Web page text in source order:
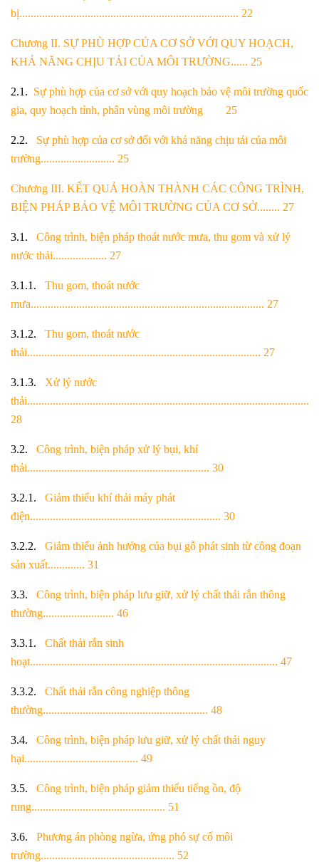
bị............................................................................. 22
Chương II. SỰ PHÙ HỢP CỦA CƠ SỞ VỚI QUY HOẠCH,
KHẢ NĂNG CHỊU TẢI CỦA MÔI TRƯỜNG...... 25
2.1. Sự phù hợp của cơ sở với quy hoạch bảo vệ môi trường quốc
gia, quy hoạch tỉnh, phân vùng môi trường 25
2.2. Sự phù hợp của cơ sở đối với khả năng chịu tải của môi
trường.......................... 25
Chương III. KẾT QUẢ HOÀN THÀNH CÁC CÔNG TRÌNH,
BIỆN PHÁP BẢO VỆ MÔI TRƯỜNG CỦA CƠ SỞ........ 27
3.1. Công trình, biện pháp thoát nước mưa, thu gom và xử lý
nước thải................... 27
3.1.1. Thu gom, thoát nước
mưa.................................................................................. 27
3.1.2. Thu gom, thoát nước
thải.................................................................................. 27
3.1.3. Xử lý nước
thải...................................................................................................
28
3.2. Công trình, biện pháp xử lý bụi, khí
thải................................................................ 30
3.2.1. Giảm thiểu khí thải máy phát
điện................................................................... 30
3.2.2. Giảm thiểu ảnh hưởng của bụi gỗ phát sinh từ công đoạn
sản xuất............. 31
3.3. Công trình, biện pháp lưu giữ, xử lý chất thải rắn thông
thường......................... 46
3.3.1. Chất thải rắn sinh
hoạt....................................................................................... 47
3.3.2. Chất thải rắn công nghiệp thông
thường.......................................................... 48
3.4. Công trình, biện pháp lưu giữ, xử lý chất thải nguy
hại........................................ 49
3.5. Công trình, biện pháp giảm thiểu tiếng ồn, độ
rung............................................... 51
3.6. Phương án phòng ngừa, ứng phó sự cố môi
trường............................................... 52